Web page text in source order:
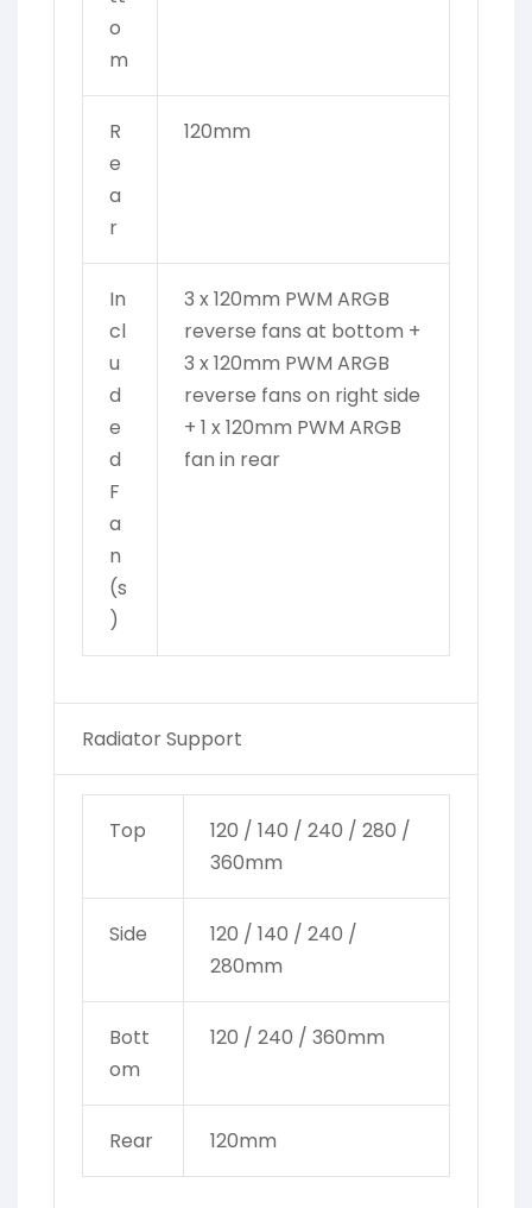
o
m
R
e
a
r
120mm
In
cl
u
d
e
d
F
a
n
(s
)
3 x 120mm PWM ARGB
reverse fans at bottom +
3 x 120mm PWM ARGB
reverse fans on right side
+ 1 x 120mm PWM ARGB
fan in rear
Radiator Support
Top
120 / 140 / 240 / 280 /
360mm
Side
120 / 140 / 240 /
280mm
Bott
om
120 / 240 / 360mm
Rear 120mm